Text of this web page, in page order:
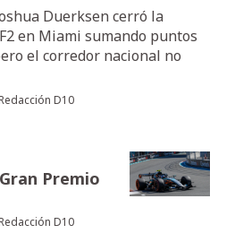
Duerksen cerró la
en Miami sumando puntos
el corredor nacional no
D10
Premio
D10